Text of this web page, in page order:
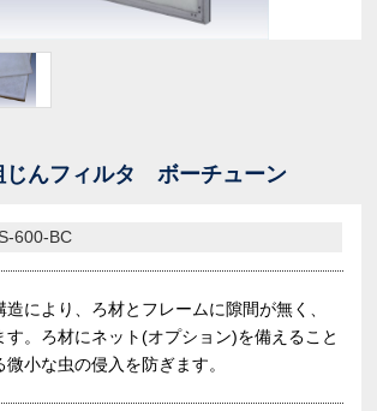
じんフィルタ ボーチューン
600-BC
により、ろ材とフレームに隙間が無く、
す。ろ材にネット(オプション)を備えること
小な虫の侵入を防ぎます。